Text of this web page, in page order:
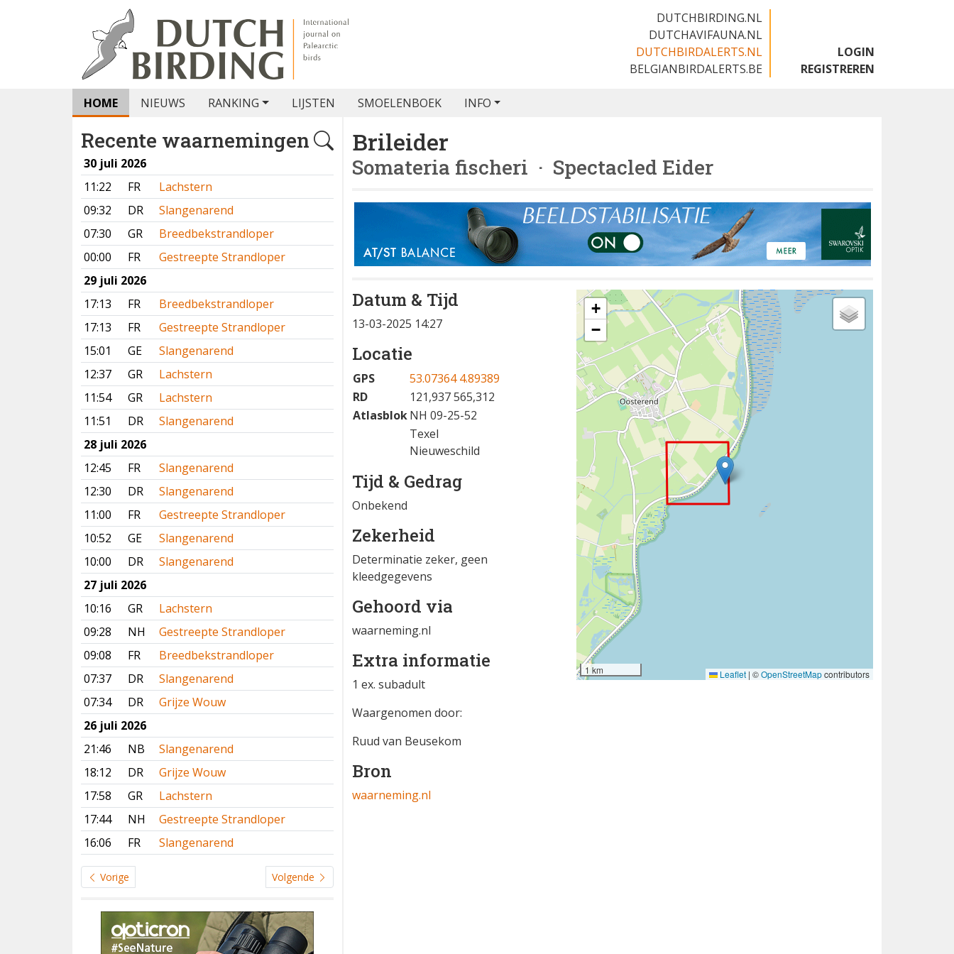
DUTCHBIRDING.NL
DUTCHAVIFAUNA.NL
DUTCHBIRDALERTS.NL
BELGIANBIRDALERTS.BE
LOGIN
REGISTREREN
HOME NIEUWS RANKING LIJSTEN SMOELENBOEK INFO
Recente waarnemingen
30 juli 2026
11:22
FR
Lachstern
09:32
DR
Slangenarend
07:30
GR
Breedbekstrandloper
00:00
FR
Gestreepte Strandloper
29 juli 2026
17:13
FR
Breedbekstrandloper
17:13
FR
Gestreepte Strandloper
15:01
GE
Slangenarend
12:37
GR
Lachstern
11:54
GR
Lachstern
11:51
DR
Slangenarend
28 juli 2026
12:45
FR
Slangenarend
12:30
DR
Slangenarend
11:00
FR
Gestreepte Strandloper
10:52
GE
Slangenarend
10:00
DR
Slangenarend
27 juli 2026
10:16
GR
Lachstern
09:28
NH
Gestreepte Strandloper
09:08
FR
Breedbekstrandloper
07:37
DR
Slangenarend
07:34
DR
Grijze Wouw
26 juli 2026
21:46
NB
Slangenarend
18:12
DR
Grijze Wouw
17:58
GR
Lachstern
17:44
NH
Gestreepte Strandloper
16:06
FR Slangenarend
Vorige Volgende
Brileider
Somateria fischeri · Spectacled Eider
Datum & Tijd
13-03-2025 14:27
Locatie
GPS
53.07364 4.89389
RD
121,937 565,312
AtlasblokNH 09-25-52
Texel
Nieuweschild
Tijd & Gedrag
Onbekend
Zekerheid
Determinatie zeker, geen
kleedgegevens
Gehoord via
waarneming.nl
Extra informatie
1 ex. subadult
Waargenomen door:
Ruud van Beusekom
Bron
waarneming.nl
+
−
1 km Leaflet | ©OpenStreetMapcontributors